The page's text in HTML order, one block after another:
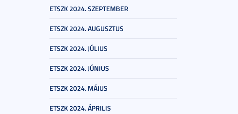
ETSZK 2024. SZEPTEMBER
ETSZK 2024. AUGUSZTUS
ETSZK 2024. JÚLIUS
ETSZK 2024. JÚNIUS
ETSZK 2024. MÁJUS
ETSZK 2024. ÁPRILIS